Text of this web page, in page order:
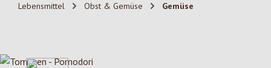
Lebensmittel Obst & Gemüse Gemüse
Bildergalerie überspringen